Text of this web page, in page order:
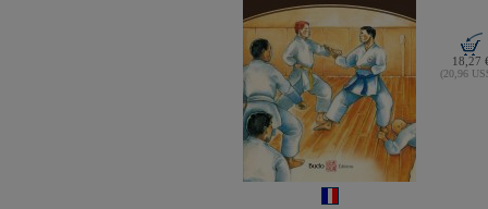
18,27
(20,96